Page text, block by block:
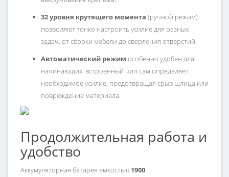
32 уровня крутящего момента (ручной режим)
позволяют тонко настроить усилие для разных
задач, от сборки мебели до сверления отверстий.
Автоматический режим особенно удобен для
начинающих: встроенный чип сам определяет
необходимое усилие, предотвращая срыв шлица или
повреждение материала.
Продолжительная работа и
удобство
Аккумуляторная батарея емкостью 1900